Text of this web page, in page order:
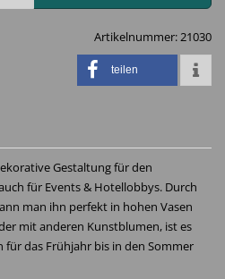
Artikelnummer:21030
teilen
Gestaltung für den
für Events & Hotellobbys. Durch
man ihn perfekt in hohen Vasen
mit anderen Kunstblumen, ist es
das Frühjahr bis in den Sommer